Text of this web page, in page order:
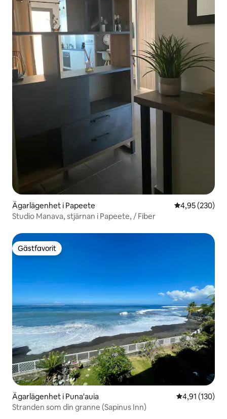
Ägarlägenhet i Papeete 4,95 av 5 i
4,95 (230)
Studio Manava, stjärnan i Papeete, / Fiber
Gästfavorit
Gästfavorit
Ägarlägenhet i Puna'auia 4,91 av 5 i
4,91 (130)
Stranden som din granne (Sapinus Inn)